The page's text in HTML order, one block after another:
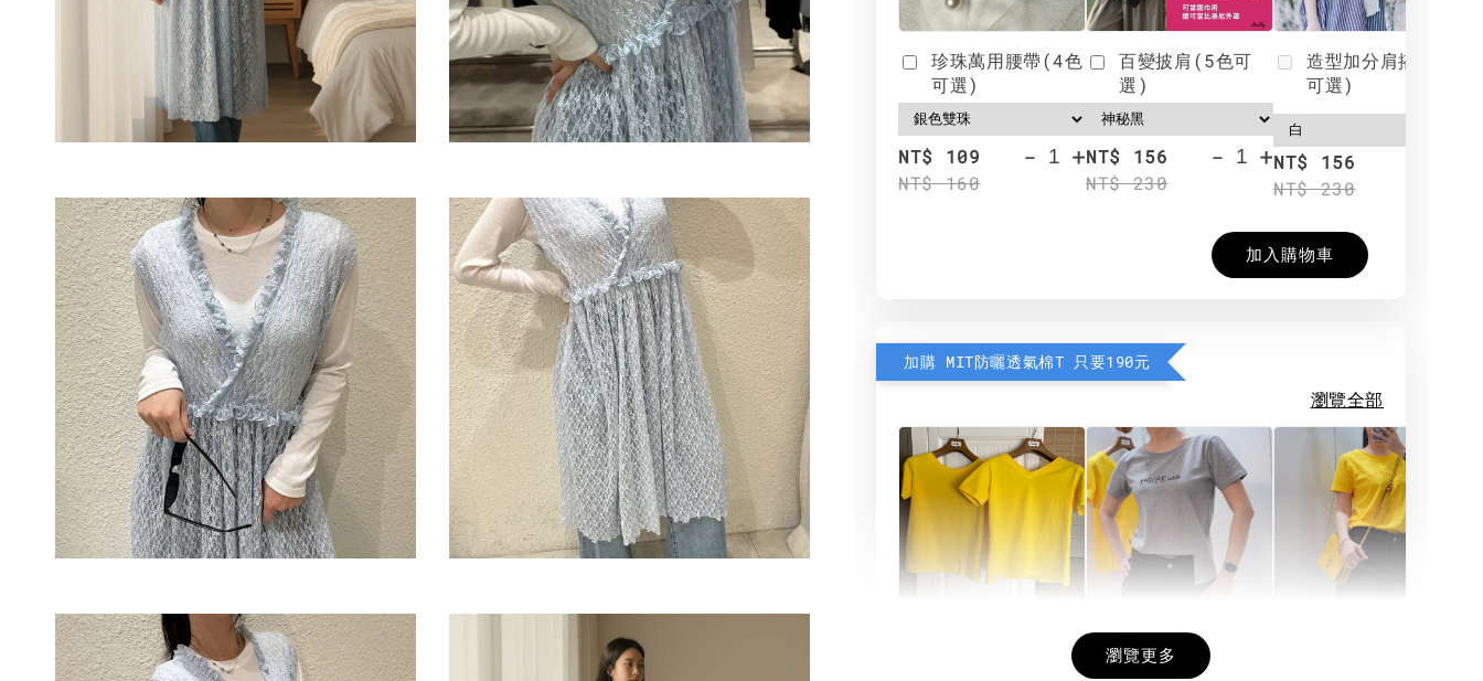
珍珠萬用腰帶(4色
可選)
NT$ 109
NT$ 160
- +
百變披肩(5色可
選)
NT$ 156
NT$ 230
- +
造型加分肩搭(4色
可選)
NT$ 156
NT$ 230
加入購物車
加購 MIT防曬透氣棉T 只要190元
瀏覽全部
希望相隨雙面T
瀏覽更多